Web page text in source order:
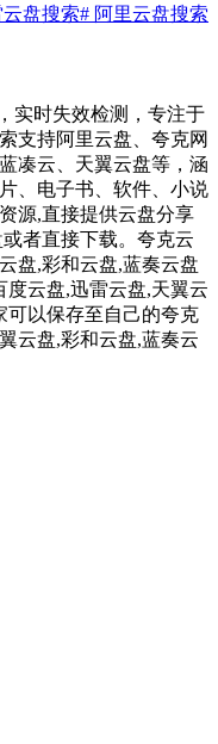
盘搜索# 阿里云盘搜索
实时失效检测，专注于
支持阿里云盘、夸克网
凑云、天翼云盘等，涵
、电子书、软件、小说
源,直接提供云盘分享
者直接下载。夸克云
盘,彩和云盘,蓝奏云盘
云盘,迅雷云盘,天翼云
可以保存至自己的夸克
云盘,彩和云盘,蓝奏云